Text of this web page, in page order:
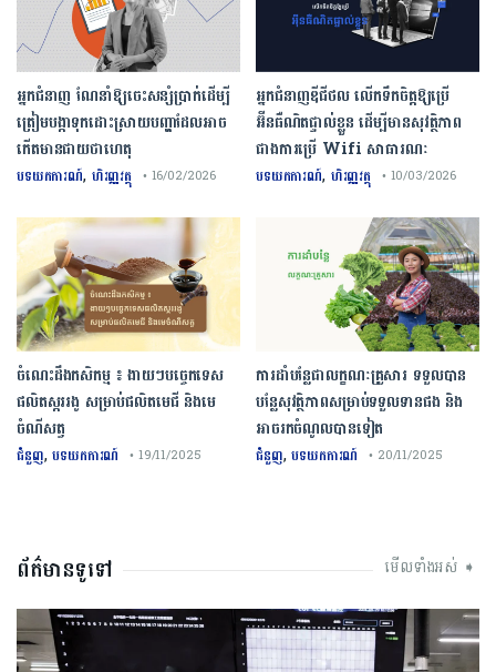
អ្នកជំនាញឌីជីថល លើកទឹកចិត្តឱ្យប្រើ
អ៊ីនធឺណិតផ្ទាល់ខ្លួន ដើម្បីមានសុវត្ថិភាព
ជាងការប្រើ Wifi​ សាធារណៈ
បទយកការណ៍, ហិរញ្ញវត្ថុ • 10/03/2026
អ្នកជំនាញ ណែនាំឱ្យចេះសន្សំប្រាក់ដើម្បី
ត្រៀមបង្កាទុកដោះស្រាយបញ្ហាដែលអាច
កើតមានជាយថាហេតុ
បទយកការណ៍, ហិរញ្ញវត្ថុ • 16/02/2026
ការដាំបន្លែជាលក្ខណៈគ្រួសារ ទទួលបាន
បន្លែសុវត្ថិភាពសម្រាប់ទទួលទានផង និង
អាចរកចំណូលបានទៀត
ជំនួញ,បទយកការណ៍ • 20/11/2025
ចំណេះដឹងកសិកម្ម ៖ ងាយៗបច្ចេកទេស
ផលិតស្កររងូ សម្រាប់ផលិតមេជី និងមេ
ចំណីសត្វ
ជំនួញ,បទយកការណ៍ • 19/11/2025
ព័ត៌មានទូទៅ មើលទាំងអស់ ➧